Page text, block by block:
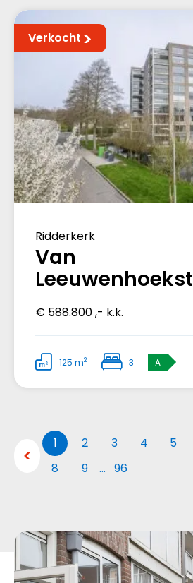
Verkocht
Ridderkerk
Van
€ 588.800 ,- k.k.
125 m2 3 A
1 2 3 4 5
8
9 … 96